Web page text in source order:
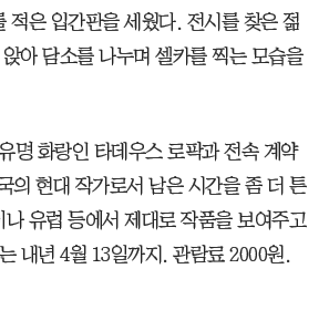
적은 입간판을 세웠다. 전시를 찾은 젊
아 담소를 나누며 셀카를 찍는 모습을
명 화랑인 타데우스 로팍과 전속 계약
의 현대 작가로서 남은 시간을 좀 더 튼
유럽 등에서 제대로 작품을 보여주고
내년 4월 13일까지. 관람료 2000원.